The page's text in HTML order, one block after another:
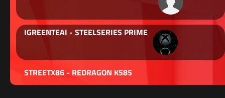
IGREENTEAI - STEELSERIES PRIME
STREETX86 - REDRAGON K585